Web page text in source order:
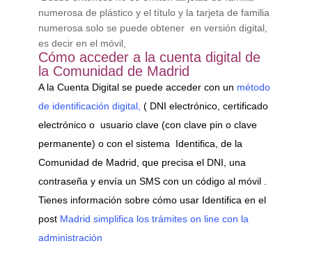
numerosa de plástico y el título y la tarjeta de familia
numerosa solo se puede obtener en versión digital,
es decir en el móvil,
Cómo acceder a la cuenta digital de
la Comunidad de Madrid
A la Cuenta Digital se puede acceder con un método
de identificación digital, ( DNI electrónico, certificado
electrónico o usuario clave (con clave pin o clave
permanente) o con el sistema Identifica, de la
Comunidad de Madrid, que precisa el DNI, una
contraseña y envía un SMS con un código al móvil .
Tienes información sobre cómo usar Identifica en el
post Madrid simplifica los trámites on line con la
administración